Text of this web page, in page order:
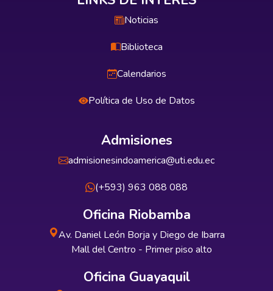
Noticias
Biblioteca
Calendarios
Política de Uso de Datos
Admisiones
admisionesindoamerica@uti.edu.ec
(+593) 963 088 088
Oficina Riobamba
Av. Daniel León Borja y Diego de Ibarra
Mall del Centro - Primer piso alto
Oficina Guayaquil